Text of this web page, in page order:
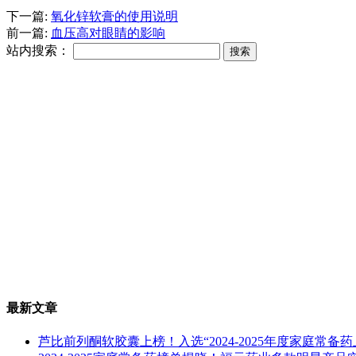
下一篇: 氧化锌软膏的使用说明
前一篇: 血压高对眼睛的影响
站内搜索：
最新文章
芦比前列酮软胶囊上榜！入选“2024-2025年度家庭常备